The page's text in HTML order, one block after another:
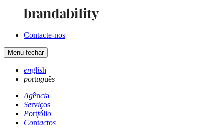
Contacte-nos
Menu fechar
english
português
Agência
Serviços
Portfólio
Contactos